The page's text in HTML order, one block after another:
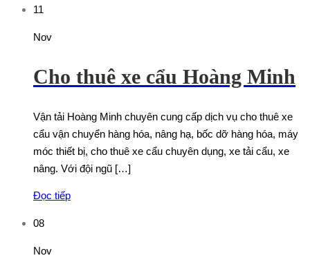
11
Nov
Cho thuê xe cẩu Hoàng Minh
Vận tải Hoàng Minh chuyên cung cấp dịch vụ cho thuê xe
cẩu vận chuyển hàng hóa, nâng hạ, bốc dỡ hàng hóa, máy
móc thiết bị, cho thuê xe cẩu chuyên dụng, xe tải cẩu, xe
nâng. Với đội ngũ […]
Đọc tiếp
08
Nov